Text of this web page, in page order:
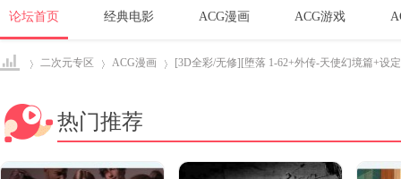
论坛首页 经典电影 ACG漫画 ACG游戏
爱盘›
二次元专区
›
ACG漫画
›
[3D全彩/无修][堕落 1-62+外传-天使幻境篇+设
热门推荐